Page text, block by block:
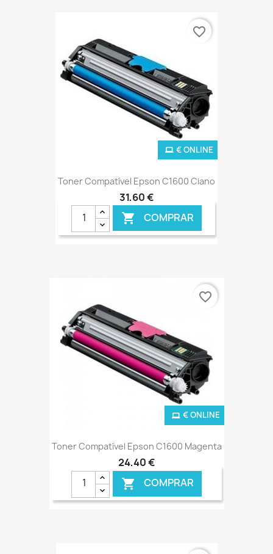
Toner Compatível Epson C1600 Ciano
31,60 €
 COMPRAR
€ ONLINE
favorite_border
Toner Compatível Epson C1600 Magenta
24,40 €
 COMPRAR
€ ONLINE
favorite_border